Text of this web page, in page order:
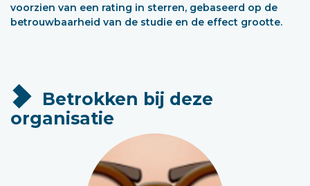
voorzien van een rating in sterren, gebaseerd op de
betrouwbaarheid van de studie en de effect grootte.
Betrokken bij deze
organisatie